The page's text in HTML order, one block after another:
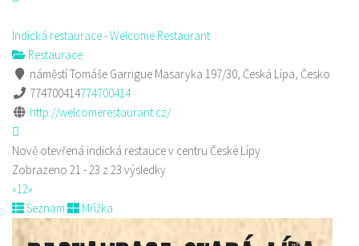
Indická restaurace - Welcome Restaurant
Restaurace
náměstí Tomáše Garrigue Masaryka 197/30, Česká Lípa, Česko
774700414774700414
http://welcomerestaurant.cz/
Nově otevřená indická restauce v centru České Lípy
Zobrazeno 21 - 23 z 23 výsledky
«12»
Seznam
Mřížka